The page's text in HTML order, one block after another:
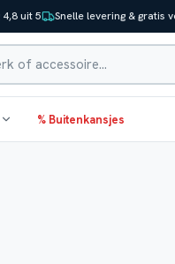
uit 5 Snelle levering & gratis
% Buitenkansjes